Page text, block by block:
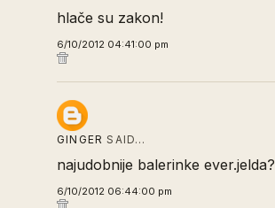
hlače su zakon!
6/10/2012 04:41:00 pm
GINGER SAID…
najudobnije balerinke ever.jelda?
6/10/2012 06:44:00 pm